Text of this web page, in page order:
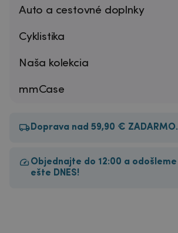
Auto a cestovné doplnky
Cyklistika
Naša kolekcia
mmCase
Doprava nad 59,90 € ZADARMO.
Objednajte do 12:00 a odošleme
ešte DNES!